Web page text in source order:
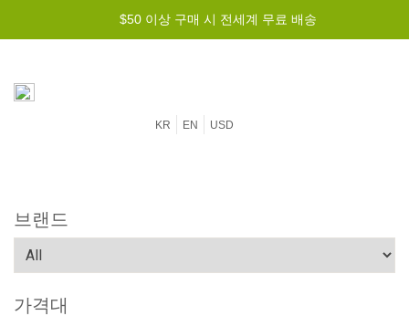
$50 이상 구매 시 전세계 무료 배송
KR EN USD
브랜드
가격대